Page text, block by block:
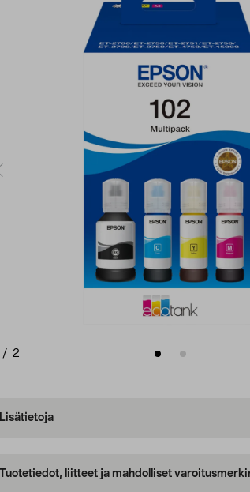
/ 2
Lisätietoja
Tuotetiedot, liitteet ja mahdolliset